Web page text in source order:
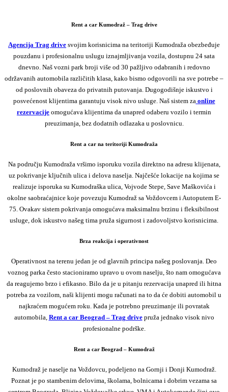
Rent a car Kumodraž – Trag drive
Agencija Trag drive svojim korisnicima na teritoriji Kumodraža obezbeđuje
pouzdanu i profesionalnu uslugu iznajmljivanja vozila, dostupnu 24 sata
dnevno. Naš vozni park broji više od 30 pažljivo odabranih i redovno
održavanih automobila različitih klasa, kako bismo odgovorili na sve potrebe –
od poslovnih obaveza do privatnih putovanja. Dugogodišnje iskustvo i
posvećenost klijentima garantuju visok nivo usluge. Naš sistem za online
rezervacije omogućava klijentima da unapred odaberu vozilo i termin
preuzimanja, bez dodatnih odlazaka u poslovnicu.
Rent a car na teritoriji Kumodraža
Na području Kumodraža vršimo isporuku vozila direktno na adresu klijenata,
uz pokrivanje ključnih ulica i delova naselja. Najčešće lokacije na kojima se
realizuje isporuka su Kumodraška ulica, Vojvode Stepe, Save Maškovića i
okolne saobraćajnice koje povezuju Kumodraž sa Voždovcem i Autoputem E-
75. Ovakav sistem pokrivanja omogućava maksimalnu brzinu i fleksibilnost
usluge, dok iskustvo našeg tima pruža sigurnost i zadovoljstvo korisnicima.
Brza reakcija i operativnost
Operativnost na terenu jedan je od glavnih principa našeg poslovanja. Deo
voznog parka često stacioniramo upravo u ovom naselju, što nam omogućava
da reagujemo brzo i efikasno. Bilo da je u pitanju rezervacija unapred ili hitna
potreba za vozilom, naši klijenti mogu računati na to da će dobiti automobil u
najkraćem mogućem roku. Kada je potrebno preuzimanje ili povratak
automobila, Rent a car Beograd – Trag drivepruža jednako visok nivo
profesionalne podrške.
Rent a car Beograd – Kumodraž
Kumodraž je naselje na Voždovcu, podeljeno na Gornji i Donji Kumodraž.
Poznat je po stambenim delovima, školama, bolnicama i dobrim vezama sa